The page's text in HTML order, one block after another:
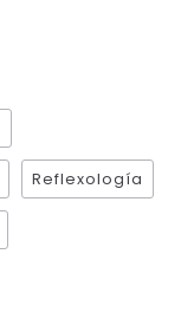
Reflexología